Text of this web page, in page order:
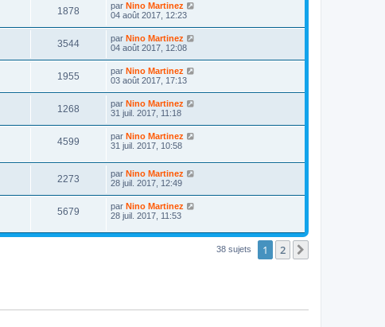
1878 par Nino Martinez
04 août 2017, 12:23
3544 par Nino Martinez
04 août 2017, 12:08
1955 par Nino Martinez
03 août 2017, 17:13
1268 par Nino Martinez
31 juil. 2017, 11:18
4599 par Nino Martinez
31 juil. 2017, 10:58
2273 par Nino Martinez
28 juil. 2017, 12:49
5679 par Nino Martinez
28 juil. 2017, 11:53
38 sujets 1 2